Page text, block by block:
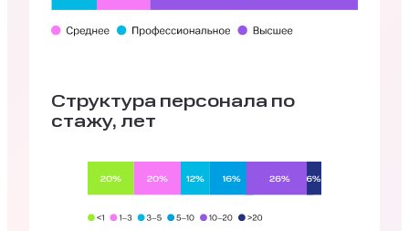
Структура персонала по
стажу, лет